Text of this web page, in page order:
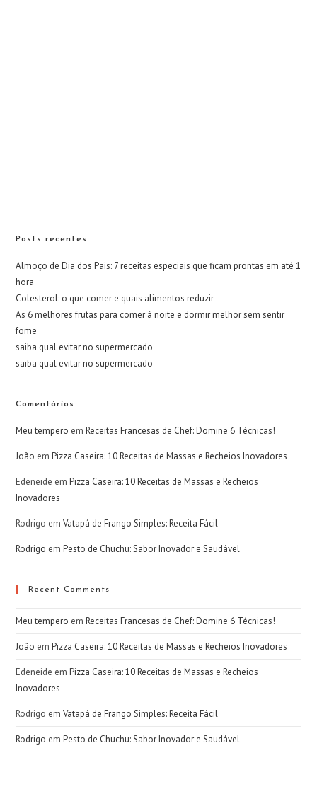
Posts recentes
Almoço de Dia dos Pais: 7 receitas especiais que ficam prontas em até 1
hora
Colesterol: o que comer e quais alimentos reduzir
As 6 melhores frutas para comer à noite e dormir melhor sem sentir
fome
saiba qual evitar no supermercado
saiba qual evitar no supermercado
Comentários
Meu tempero emReceitas Francesas de Chef: Domine 6 Técnicas!
João emPizza Caseira: 10 Receitas de Massas e Recheios Inovadores
Edeneide emPizza Caseira: 10 Receitas de Massas e Recheios
Inovadores
Rodrigo emVatapá de Frango Simples: Receita Fácil
Rodrigo emPesto de Chuchu: Sabor Inovador e Saudável
Recent Comments
Meu tempero emReceitas Francesas de Chef: Domine 6 Técnicas!
João emPizza Caseira: 10 Receitas de Massas e Recheios Inovadores
Edeneide emPizza Caseira: 10 Receitas de Massas e Recheios
Inovadores
Rodrigo emVatapá de Frango Simples: Receita Fácil
Rodrigo emPesto de Chuchu: Sabor Inovador e Saudável